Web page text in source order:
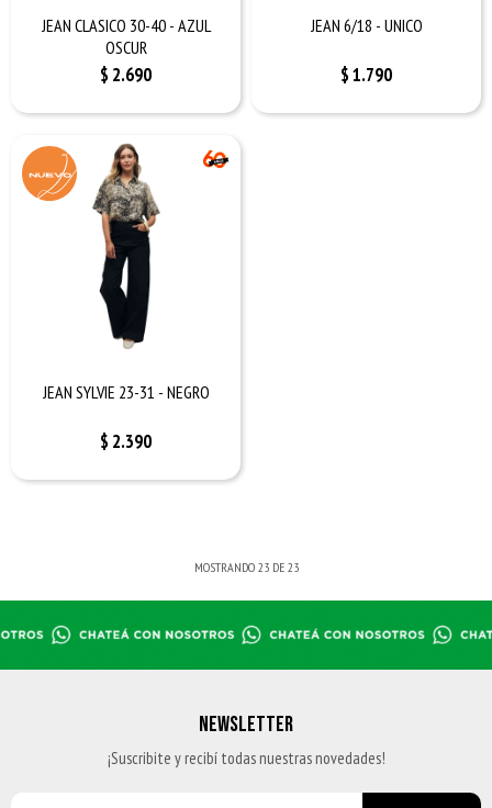
JEAN CLASICO 30-40 - AZUL
OSCUR
$ 2.690
JEAN 6/18 - UNICO
$1.790
JEAN SYLVIE 23-31 - NEGRO
$ 2.390
MOSTRANDO 23DE 23
NEWSLETTER
¡Suscribite y recibí todas nuestras novedades!